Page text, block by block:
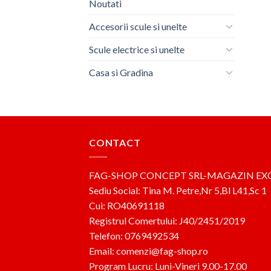
Noutati
Accesorii scule si unelte
Scule electrice si unelte
Casa si Gradina
CONTACT
FAG-SHOP CONCEPT SRL-MAGAZIN
Sediu Social: Tina M. Petre,Nr 5,Bl L41,Sc 1
Cui: RO40691118
Registrul Comertului: J40/2451/2019
Telefon: 0769492534
Email: comenzi@fag-shop.ro
Program Lucru: Luni-Vineri 9.00-17.00